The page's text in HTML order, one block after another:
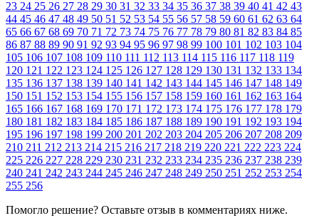
23 24 25 26 27 28 29 30 31 32 33 34 35 36 37 38 39 40 41 42 43
44 45 46 47 48 49 50 51 52 53 54 55 56 57 58 59 60 61 62 63 64
65 66 67 68 69 70 71 72 73 74 75 76 77 78 79 80 81 82 83 84 85
86 87 88 89 90 91 92 93 94 95 96 97 98 99 100 101 102 103 104
105 106 107 108 109 110 111 112 113 114 115 116 117 118 119
120 121 122 123 124 125 126 127 128 129 130 131 132 133 134
135 136 137 138 139 140 141 142 143 144 145 146 147 148 149
150 151 152 153 154 155 156 157 158 159 160 161 162 163 164
165 166 167 168 169 170 171 172 173 174 175 176 177 178 179
180 181 182 183 184 185 186 187 188 189 190 191 192 193 194
195 196 197 198 199 200 201 202 203 204 205 206 207 208 209
210 211 212 213 214 215 216 217 218 219 220 221 222 223 224
225 226 227 228 229 230 231 232 233 234 235 236 237 238 239
240 241 242 243 244 245 246 247 248 249 250 251 252 253 254
255 256
Помогло решение? Оставьте отзыв в комментариях ниже.